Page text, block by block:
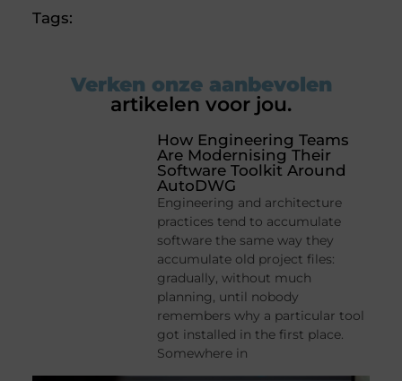
Tags:
Verken onze aanbevolen
artikelen voor jou.
How Engineering Teams
Are Modernising Their
Software Toolkit Around
AutoDWG
Engineering and architecture
practices tend to accumulate
software the same way they
accumulate old project files:
gradually, without much
planning, until nobody
remembers why a particular tool
got installed in the first place.
Somewhere in